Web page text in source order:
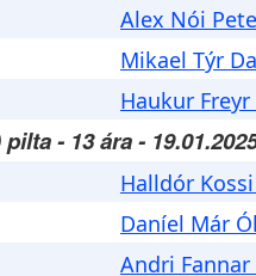
Alex Nói
Mikael Týr
Haukur
- 13 ára -
Halldór
Daníel Már
Andri